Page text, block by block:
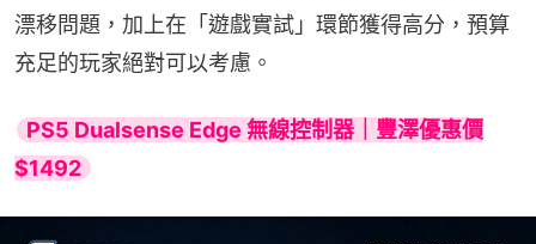
漂移問題，加上在「遊戲實試」環節獲得高分，預算
充足的玩家絕對可以考慮。
PS5 Dualsense Edge 無線控制器｜豐澤優惠價
$1492